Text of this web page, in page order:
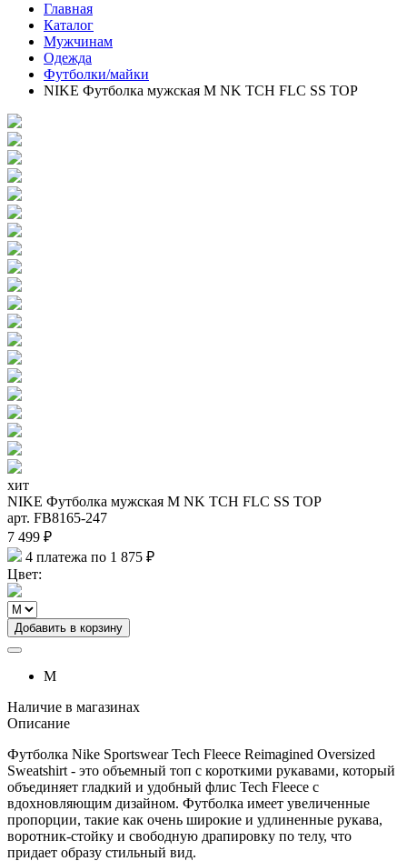
Главная
Каталог
Мужчинам
Одежда
Футболки/майки
NIKE Футболка мужская M NK TCH FLC SS TOP
хит
NIKE Футболка мужская M NK TCH FLC SS TOP
арт. FB8165-247
7 499 ₽
4 платежа по 1 875 ₽
Цвет:
Добавить в корзину
M
Наличие в магазинах
Описание
Футболка Nike Sportswear Tech Fleece Reimagined Oversized
Sweatshirt - это объемный топ с короткими рукавами, который
объединяет гладкий и удобный флис Tech Fleece с
вдохновляющим дизайном. Футболка имеет увеличенные
пропорции, такие как очень широкие и удлиненные рукава,
воротник-стойку и свободную драпировку по телу, что
придает образу стильный вид.